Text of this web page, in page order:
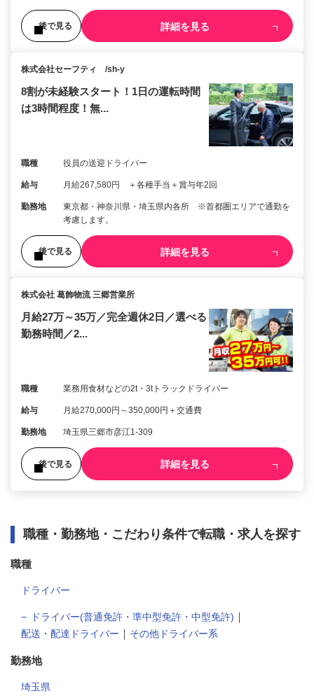
後で見る 詳細を見る
株式会社セーフティ /sh-y
8割が未経験スタート！1日の運転時間
は3時間程度！無...
職種 役員の送迎ドライバー
給与 月給267,580円 ＋各種手当＋賞与年2回
勤務地
東京都・神奈川県・埼玉県内各所 ※首都圏エリアで通勤を
考慮します。
後で見る 詳細を見る
株式会社 葛飾物流 三郷営業所
月給27万～35万／完全週休2日／選べる
勤務時間／2...
職種 業務用食材などの2t・3tトラックドライバー
給与 月給270,000円～350,000円＋交通費
勤務地 埼玉県三郷市彦江1-309
後で見る 詳細を見る
職種・勤務地・こだわり条件で転職・求人を探す
職種
ドライバー
ドライバー(普通免許・準中型免許・中型免許) ｜
配送・配達ドライバー ｜ その他ドライバー系
勤務地
埼玉県